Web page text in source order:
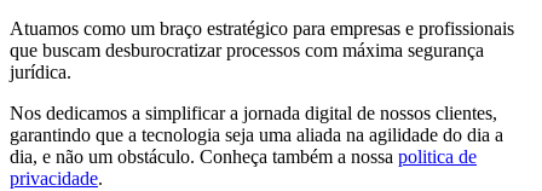
Atuamos como um braço estratégico para empresas e profissionais
que buscam desburocratizar processos com máxima segurança
jurídica.
Nos dedicamos a simplificar a jornada digital de nossos clientes,
garantindo que a tecnologia seja uma aliada na agilidade do dia a
dia, e não um obstáculo. Conheça também a nossa politica de
privacidade.